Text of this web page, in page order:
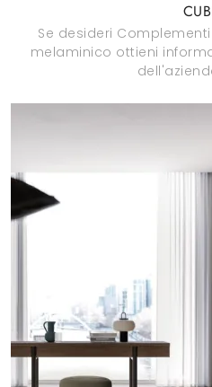
Se desideri
melaminico ottieni